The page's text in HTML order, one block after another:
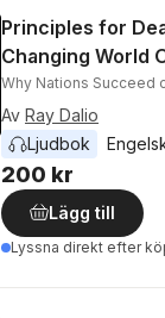
Principles for
Changing World
Why Nations Succeed
Av Ray Dalio
Ljudbok
200 kr
Lägg till
Lyssna direkt efter